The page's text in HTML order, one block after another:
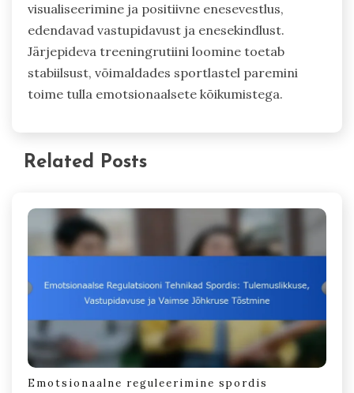
visualiseerimine ja positiivne enesevestlus,
edendavad vastupidavust ja enesekindlust.
Järjepideva treeningrutiini loomine toetab
stabiilsust, võimaldades sportlastel paremini
toime tulla emotsionaalsete kõikumistega.
Related Posts
Emotsionaalne reguleerimine spordis